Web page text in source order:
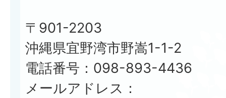
〒901-2203
沖縄県宜野湾市野嵩1-1-2
電話番号：098-893-4436
メールアドレス：